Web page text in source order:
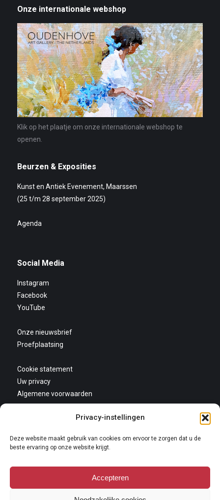
Privacy-instellingen
Deze website maakt gebruik van cookies om ervoor te zorgen dat u de
beste ervaring op onze website krijgt.
Accepteren
Onze internationale webshop
Klik op het plaatje om onze internationale webshop te
openen.
Beurzen & Exposities
Kunst en Antiek Evenement, Maarssen
(25 t/m 28 september 2025)
Agenda
Social Media
Instagram
Facebook
YouTube
Onze nieuwsbrief
Proefplaatsing
Cookie statement
Uw privacy
Algemene voorwaarden
Copyright 2026